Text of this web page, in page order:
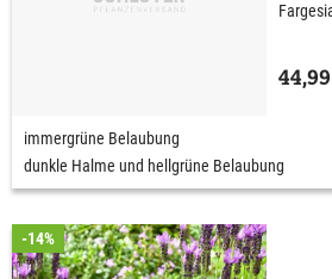
immergrüne Belaubung
dunkle Halme und hellgrüne Belaubung
-14%